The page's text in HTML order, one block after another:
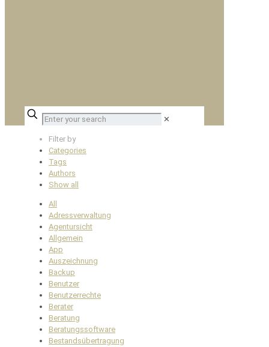
✕
Filter by
Categories
Tags
Authors
Show all
All
Adressverwaltung
Agentursicht
Allgemein
App
Auszeichnung
Backup
Benutzer
Benutzerrechte
Berater
Beratung
Beratungssoftware
Bestandsübertragung